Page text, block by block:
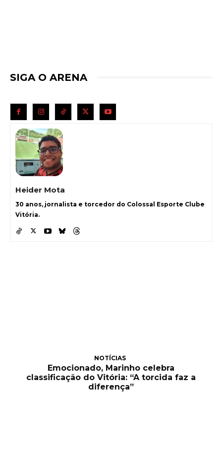
SIGA O ARENA
Heider Mota
30 anos, jornalista e torcedor do Colossal Esporte Clube
Vitória.
NOTÍCIAS
Emocionado, Marinho celebra
classificação do Vitória: “A torcida faz a
diferença”